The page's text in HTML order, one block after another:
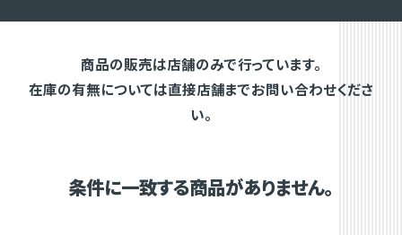
商品の販売は店舗のみで行っています。
在庫の有無については直接店舗までお問い合わせくださ
い。
条件に一致する商品がありません。